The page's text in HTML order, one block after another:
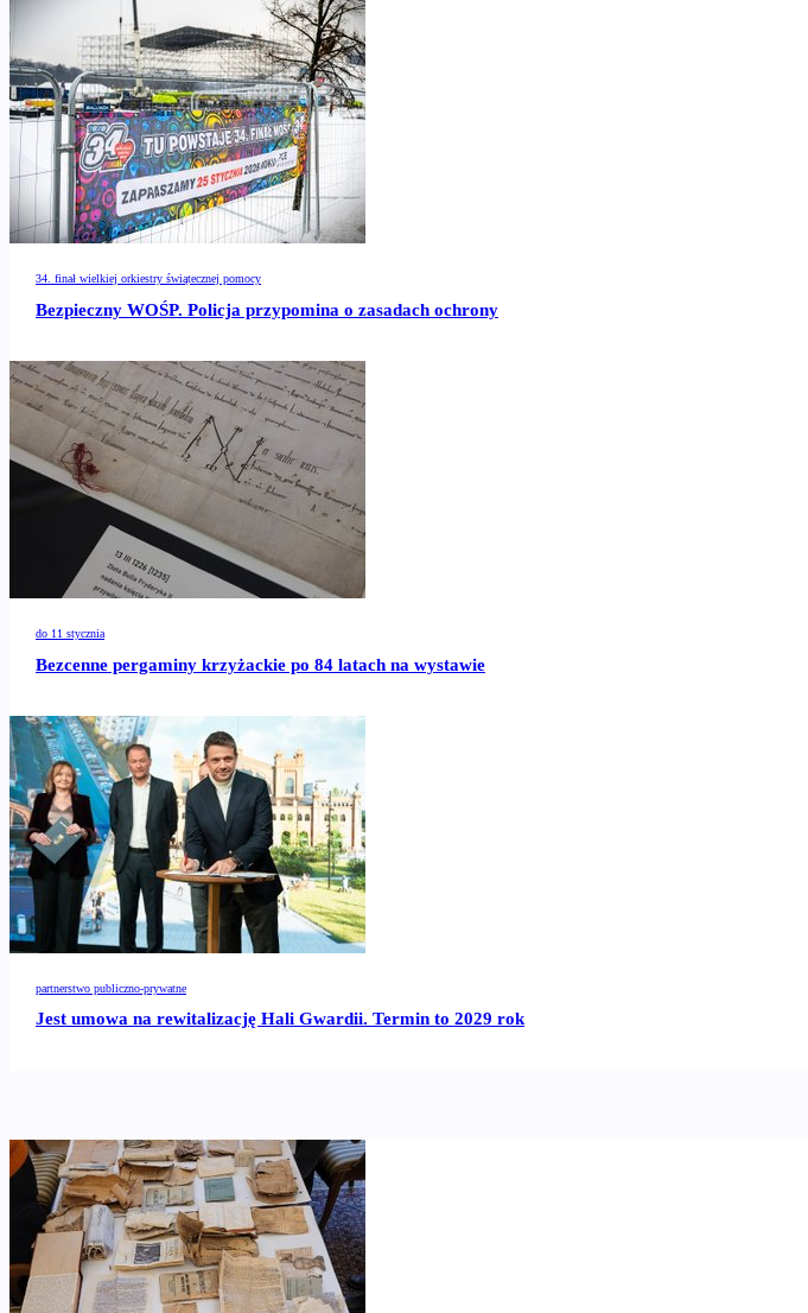
34. finał wielkiej orkiestry świątecznej pomocy
Bezpieczny WOŚP. Policja przypomina o zasadach ochrony
do 11 stycznia
Bezcenne pergaminy krzyżackie po 84 latach na wystawie
partnerstwo publiczno-prywatne
Jest umowa na rewitalizację Hali Gwardii. Termin to 2029 rok